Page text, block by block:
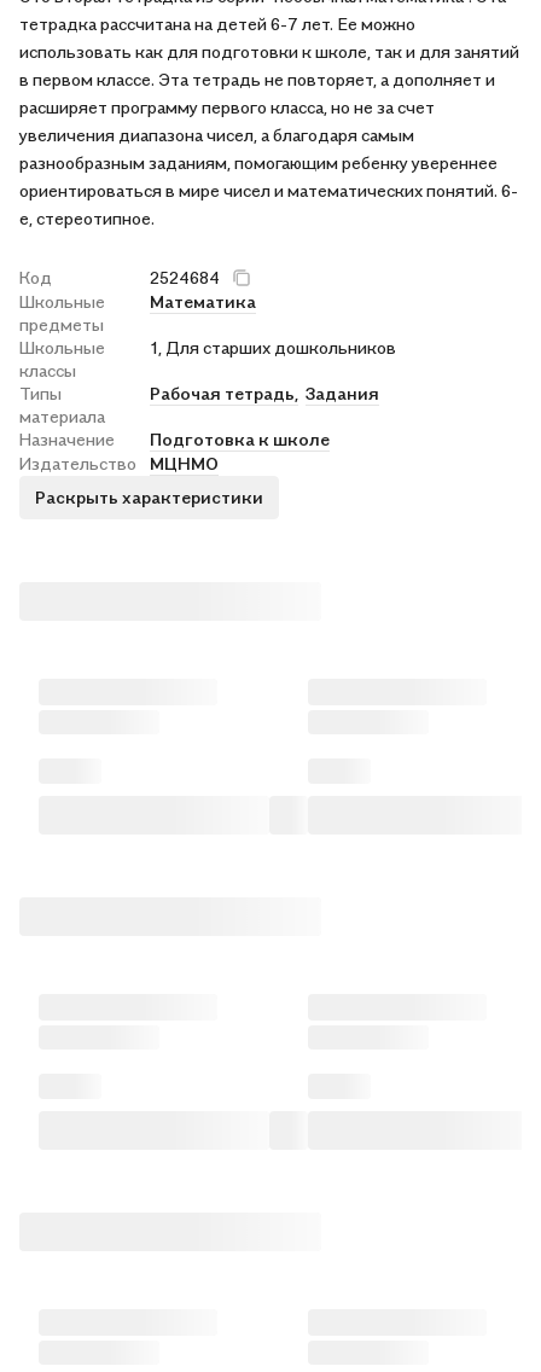
форме. Дописать пропущенные числа в цепочке. Найти какие
наборы фигур соответствуют выстроеным башням и многое
другое. Как дополнительное пособие интересное, дети с
удовольствием занимаются.
тетрадка рассчитана на детей 6-7 лет. Ее можно
использовать как для подготовки к школе, так и для занятий
в первом классе. Эта тетрадь не повторяет, а дополняет и
расширяет программу первого класса, но не за счет
увеличения диапазона чисел, а благодаря самым
разнообразным заданиям, помогающим ребенку увереннее
ориентироваться в мире чисел и математических понятий. 6-
е, стереотипное.
Код
2524684
Школьные
предметы
Математика
Школьные
классы
1, Для старших дошкольников
Типы
материала
Рабочая тетрадь, Задания
Назначение
Подготовка к школе
Издательство
МЦНМО
Раскрыть характеристики